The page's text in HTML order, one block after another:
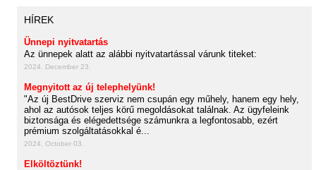
HÍREK
Ünnepi nyitvatartás
Az ünnepek alatt az alábbi nyitvatartással várunk titeket:
2024. December 23.
Megnyitott az új telephelyünk!
"Az új BestDrive szerviz nem csupán egy műhely, hanem egy hely,
ahol az autósok teljes körű megoldásokat találnak. Az ügyfeleink
biztonsága és elégedettsége számunkra a legfontosabb, ezért
prémium szolgáltatásokkal é...
2024. October 03.
Elköltöztünk!